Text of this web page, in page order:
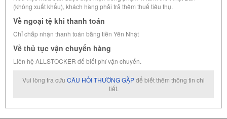
(không xuất khẩu), khách hàng phải trả thêm thuế tiêu thụ.
Về ngoại tệ khi thanh toán
Chỉ chấp nhận thanh toán bằng tiền Yên Nhật
Về thủ tục vận chuyển hàng
Liên hệ ALLSTOCKER để biết phí vận chuyển.
Vui lòng tra cứu CÂU HỎI THƯỜNG GẶPđể biết thêm thông tin chi
tiết.